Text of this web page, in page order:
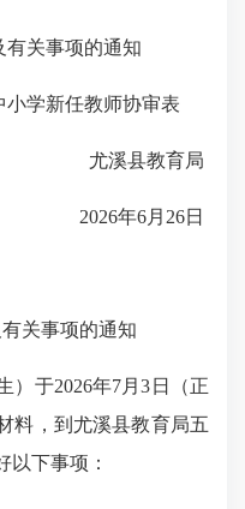
关事项的通知
学新任教师协审表
尤溪县教育局
2026年6月26日
关事项的通知
于2026年7月3日（正
料，到尤溪县教育局五
以下事项：